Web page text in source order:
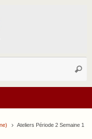
Ateliers Période 2 Semaine 1